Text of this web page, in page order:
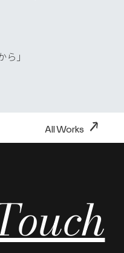
→
プライバシーポリシー
」
All Works→